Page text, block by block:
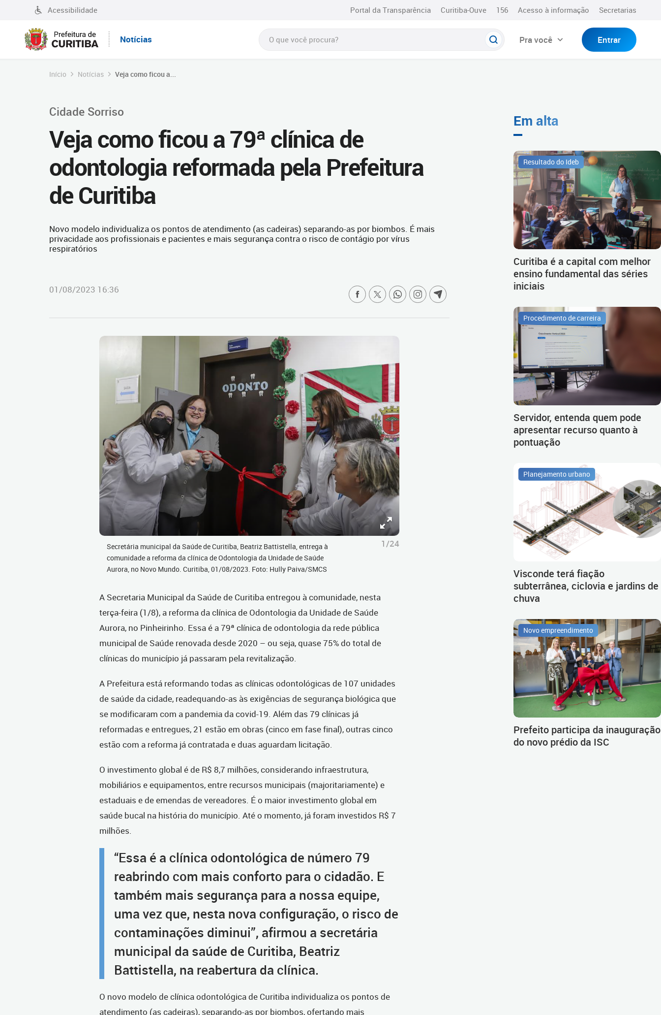
Acessibilidade Portal da Transparência Curitiba-Ouve 156 Acesso à informação Secretarias
Notícias Pra você Entrar
Início Notícias Veja como ficou a...
Cidade Sorriso
Veja como ficou a 79ª clínica de
odontologia reformada pela Prefeitura
de Curitiba
Novo modelo individualiza os pontos de atendimento (as cadeiras) separando-as por biombos. É mais
privacidade aos profissionais e pacientes e mais segurança contra o risco de contágio por vírus
respiratórios
01/08/2023 16:36
Secretária municipal da Saúde de Curitiba, Beatriz Battistella, entrega à
comunidade a reforma da clínica de Odontologia da Unidade de Saúde
Aurora, no Novo Mundo. Curitiba, 01/08/2023. Foto: Hully Paiva/SMCS
1/24
A Secretaria Municipal da Saúde de Curitiba entregou à comunidade, nesta
terça-feira (1/8), a reforma da clínica de Odontologia da Unidade de Saúde
Aurora, no Pinheirinho. Essa é a 79ª clínica de odontologia da rede pública
municipal de Saúde renovada desde 2020 – ou seja, quase 75% do total de
clínicas do município já passaram pela revitalização.
A Prefeitura está reformando todas as clínicas odontológicas de 107 unidades
de saúde da cidade, readequando-as às exigências de segurança biológica que
se modificaram com a pandemia da covid-19. Além das 79 clínicas já
reformadas e entregues, 21 estão em obras (cinco em fase final), outras cinco
estão com a reforma já contratada e duas aguardam licitação.
O investimento global é de R$ 8,7 milhões, considerando infraestrutura,
mobiliários e equipamentos, entre recursos municipais (majoritariamente) e
estaduais e de emendas de vereadores. É o maior investimento global em
saúde bucal na história do município. Até o momento, já foram investidos R$ 7
milhões.
“Essa é a clínica odontológica de número 79
reabrindo com mais conforto para o cidadão. E
também mais segurança para a nossa equipe,
uma vez que, nesta nova configuração, o risco de
contaminações diminui”, afirmou a secretária
municipal da saúde de Curitiba, Beatriz
Battistella, na reabertura da clínica.
O novo modelo de clínica odontológica de Curitiba individualiza os pontos de
atendimento (as cadeiras), separando-as por biombos, ofertando mais
Em alta
Resultado do Ideb
Curitiba é a capital com melhor
ensino fundamental das séries
iniciais
Procedimento de carreira
Servidor, entenda quem pode
apresentar recurso quanto à
pontuação
Planejamento urbano
Visconde terá fiação
subterrânea, ciclovia e jardins de
chuva
Novo empreendimento
Prefeito participa da inauguração
do novo prédio da ISC